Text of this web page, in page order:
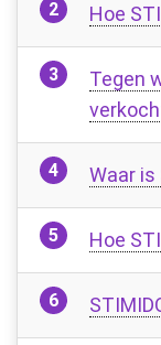
Hoe
Tegen
Waar is
Hoe